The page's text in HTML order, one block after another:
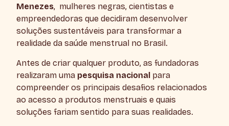
Menezes, mulheres negras, cientistas e
empreendedoras que decidiram desenvolver
soluções sustentáveis para transformar a
realidade da saúde menstrual no Brasil.
Antes de criar qualquer produto, as fundadoras
realizaram uma pesquisa nacional para
compreender os principais desafios relacionados
ao acesso a produtos menstruais e quais
soluções fariam sentido para suas realidades.